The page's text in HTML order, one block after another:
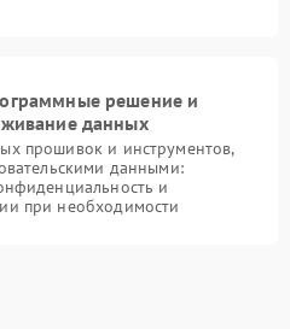
решение и
данных
прошивок и инструментов,
данными:
и
при необходимости